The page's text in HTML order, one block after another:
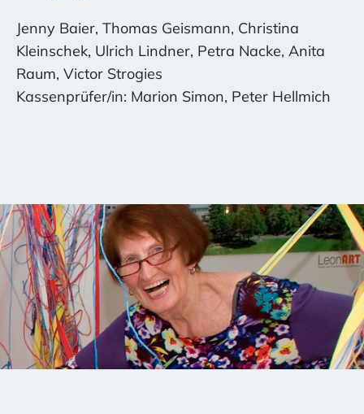
Jenny Baier, Thomas Geismann, Christina
Kleinschek, Ulrich Lindner, Petra Nacke, Anita
Raum, Victor Strogies
Kassenprüfer/in: Marion Simon, Peter Hellmich